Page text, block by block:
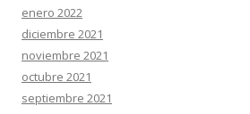
enero 2022
diciembre 2021
noviembre 2021
octubre 2021
septiembre 2021